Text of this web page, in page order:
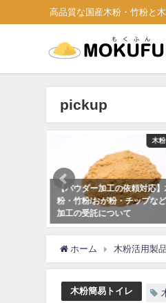
高品質な国産木粉・竹粉と
pickup
木
【パウダー加工の依頼対応】
粉・竹粉/おが粉・チップな
加工の受託について
ホーム 木粉活用製品
木粉簡易トイレ